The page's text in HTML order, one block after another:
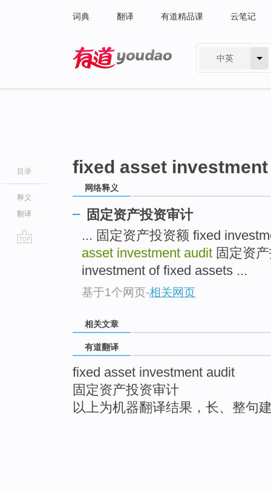
词典 翻译 有道精品课 云笔记
中英
目录
释义
翻译
fixed asset
网络释义
固定资产投资审计
... 固定资产投资额 fixed
asset investment audit 固定资
investment of fixed assets ...
基于1个网页-相关网页
相关文章
有道翻译
fixed asset investment audit
固定资产投资审计
以上为机器翻译结果，长、整句